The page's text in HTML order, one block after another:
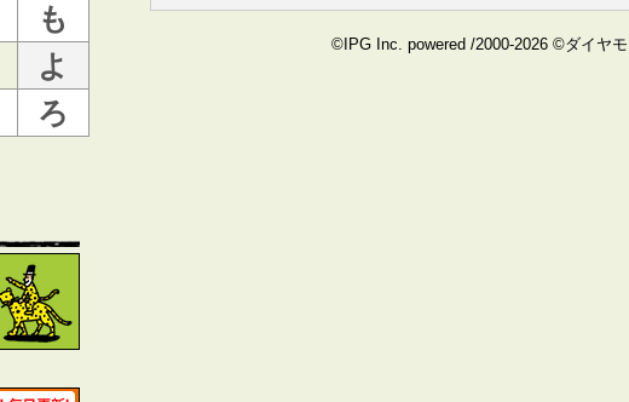
も
よ
ろ
©IPG Inc. powered /2000-2026 ©ダイヤ